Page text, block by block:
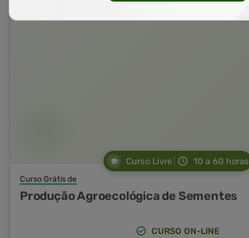
Curso Livre 10 a 60 horas
Curso Grátis de
Produção Agroecológica de Sementes
CURSO ON-LINE